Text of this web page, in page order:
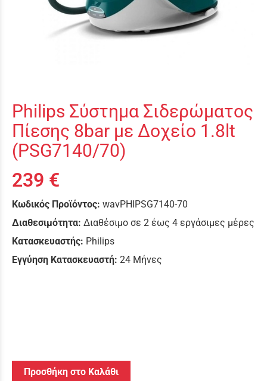
Philips Σύστημα Σιδερώματος
Πίεσης 8bar με Δοχείο 1.8lt
(PSG7140/70)
239 €
Κωδικός Προϊόντος: wavPHIPSG7140-70
Διαθεσιμότητα: Διαθέσιμο σε 2 έως 4 εργάσιμες μέρες
Κατασκευαστής: Philips
Εγγύηση Κατασκευαστή: 24 Μήνες
Προσθήκη στο Καλάθι